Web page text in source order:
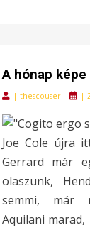
A hónap
| thescouser |
Joe Cole újra
Gerrard már
olaszunk,
semmi, már
Aquilani marad,